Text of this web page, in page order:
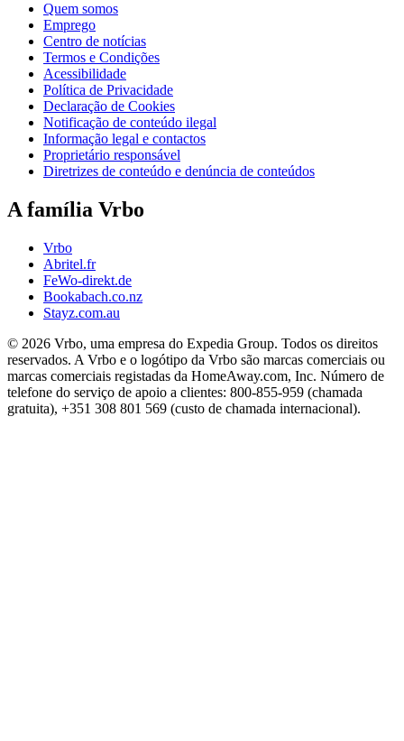
Quem somos
Emprego
Centro de notícias
Termos e Condições
Acessibilidade
Política de Privacidade
Declaração de Cookies
Notificação de conteúdo ilegal
Informação legal e contactos
Proprietário responsável
Diretrizes de conteúdo e denúncia de conteúdos
A família Vrbo
Vrbo
Abritel.fr
FeWo-direkt.de
Bookabach.co.nz
Stayz.com.au
© 2026 Vrbo, uma empresa do Expedia Group. Todos os direitos
reservados. A Vrbo e o logótipo da Vrbo são marcas comerciais ou
marcas comerciais registadas da HomeAway.com, Inc. Número de
telefone do serviço de apoio a clientes: 800-855-959 (chamada
gratuita), +351 308 801 569 (custo de chamada internacional).